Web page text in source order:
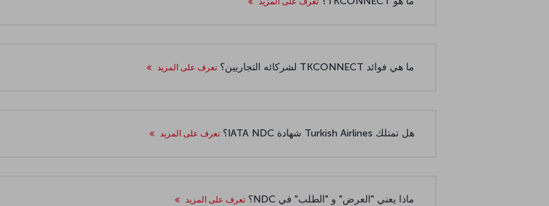
ما هي فوائد TKCONNECT لشركائه التجاريين؟ تعرف على المزيد
هل تمتلك Turkish Airlines شهادة IATA NDC؟ تعرف على المزيد
ماذا يعني "العرض" و "الطلب" في NDC؟ تعرف على المزيد